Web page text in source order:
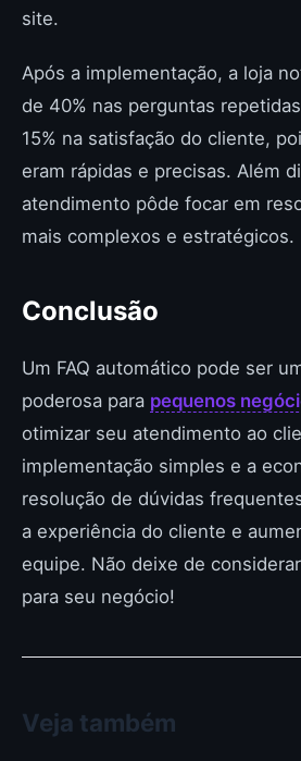
site.
Após a implementação, a loja
de 40% nas perguntas
15% na satisfação do cliente,
eram rápidas e precisas. Além
atendimento pôde focar em
mais complexos e estratégicos.
Conclusão
Um FAQ automático pode ser
poderosa para pequenos
otimizar seu atendimento ao
implementação simples e a
resolução de dúvidas
a experiência do cliente e
equipe. Não deixe de
para seu negócio!
Veja também